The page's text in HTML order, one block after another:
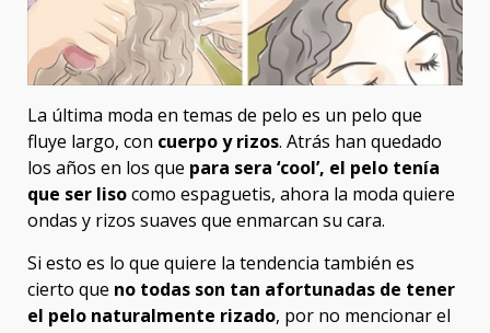
La última moda en temas de pelo es un pelo que
fluye largo, con cuerpo y rizos. Atrás han quedado
los años en los que para sera ‘cool’, el pelo tenía
que ser lisocomo espaguetis, ahora la moda quiere
ondas y rizos suaves que enmarcan su cara.
Si esto es lo que quiere la tendencia también es
cierto que no todas son tan afortunadas de tener
el pelo naturalmente rizado, por no mencionar el